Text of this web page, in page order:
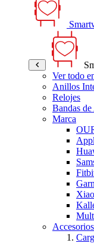
Ver todo
Anillos
Relojes
Bandas
Marca